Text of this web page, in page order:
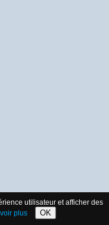
utilisateur et afficher des
plus OK